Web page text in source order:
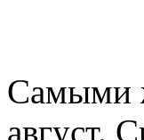
Самыми
август.